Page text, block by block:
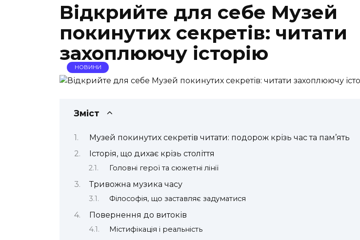
Відкрийте для себе Музей
покинутих секретів: читати
захоплюючу історію
НОВИНИ
Зміст
Музей покинутих секретів читати: подорож крізь час та пам’ять
Історія, що дихає крізь століття
Головні герої та сюжетні лінії
Тривожна музика часу
Філософія, що заставляє задуматися
Повернення до витоків
Містифікація і реальність